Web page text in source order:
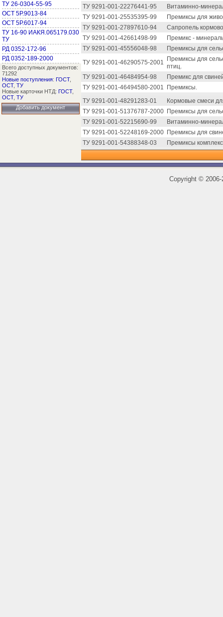
ТУ 26-0304-55-95
ОСТ 5Р.9013-84
ОСТ 5Р.6017-94
ТУ 16-90 ИАКЯ.065179.030
ТУ
РД 0352-172-96
РД 0352-189-2000
Всего доступных документов:
71292
Новые поступления: ГОСТ,
ОСТ, ТУ
Новые карточки НТД: ГОСТ,
ОСТ, ТУ
Добавить документ
ТУ 9291-001-22276441-95
Витаминно-
ТУ 9291-001-25535395-99
Премиксы для
ТУ 9291-001-27897610-94
Сапропель
ТУ 9291-001-42661498-99
Премикс -
ТУ 9291-001-45556048-98
Премиксы для
ТУ 9291-001-46290575-2001
Премиксы для
птиц.
ТУ 9291-001-46484954-98
Премикс для
ТУ 9291-001-46494580-2001
Премиксы.
ТУ 9291-001-48291283-01
Кормовые смеси
ТУ 9291-001-51376787-2000 Премиксы для
ТУ 9291-001-52215690-99
Витаминно-
ТУ 9291-001-52248169-2000 Премиксы для
ТУ 9291-001-54388348-03
Премиксы
Copyright ©